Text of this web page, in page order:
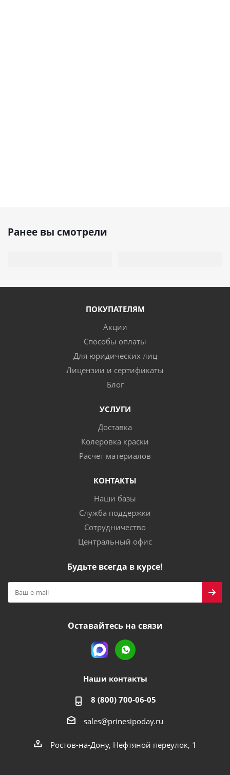
Ранее вы смотрели
ПОКУПАТЕЛЯМ
Акции
Способы оплаты
Для юридических лиц
Лицензии и сертификаты
Блог
УСЛУГИ
Доставка
Колеровка краски
Расчет материалов
КОНТАКТЫ
Наши базы
Служба поддержки
Сотрудничество
Центральный офис
Будьте всегда в курсе!
Оставайтесь на связи
Наши контакты
8 (800) 700-06-05
sales@prinesipoday.ru
Ростов-на-Дону, Нефтяной переулок, 1